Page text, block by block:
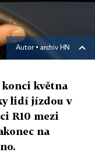
Autor ▪ archiv HN
května
lidí jízdou v
R10 mezi
na